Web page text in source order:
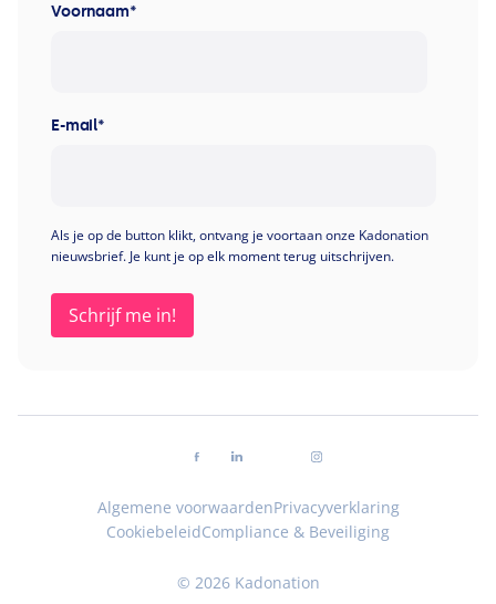
Voornaam*
E-mail*
Als je op de button klikt, ontvang je voortaan onze Kadonation
nieuwsbrief. Je kunt je op elk moment terug uitschrijven.
© 2026 Kadonation
Algemene voorwaardenPrivacyverklaring
CookiebeleidCompliance & Beveiliging
Volg ons op facebook
Volg ons op linkedin
Volg ons op youtube
Volg ons op